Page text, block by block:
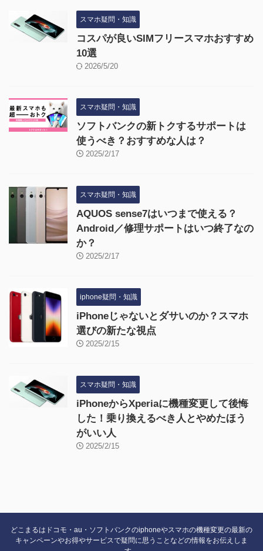
スマホ疑問・知識
コスパが良いSIMフリースマホおすすめ
10選
2026/5/20
スマホ疑問・知識
ソフトバンクの新トクするサポートは
使うべき？おすすめな人は？
2025/2/17
スマホ疑問・知識
AQUOS sense7はいつまで使える？
Android／修理サポートはいつ終了なの
か？
2025/2/17
iphone疑問・知識
iPhoneじゃないとダサいのか？スマホ
選びの新たな視点
2025/2/15
スマホ疑問・知識
iPhoneからXperiaに機種変更して後悔
した！乗り換えるべき人とやめたほう
がいい人
2025/2/15
どこまるはドコモ・au・ソフトバンクのiphoneやスマホの機種変更の最新の
キャンペーンやお得やサービスで疑問に思うことなどの情報をお伝えしま